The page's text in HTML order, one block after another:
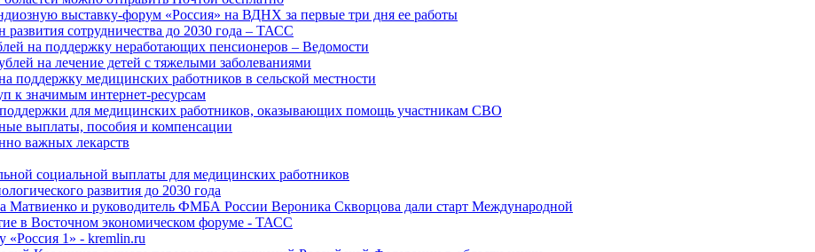
выставку-форум «Россия» на ВДНХ за первые три дня ее работы
сотрудничества до 2030 года – ТАСС
на поддержку неработающих пенсионеров – Ведомости
на лечение детей с тяжелыми заболеваниями
поддержку медицинских работников в сельской местности
к значимым интернет-ресурсам
для медицинских работников, оказывающих помощь участникам СВО
выплаты, пособия и компенсации
важных лекарств
социальной выплаты для медицинских работников
развития до 2030 года
Матвиенко и руководитель ФМБА России Вероника Скворцова дали старт Международной
в Восточном экономическом форуме - ТАСС
«Россия 1» - kremlin.ru